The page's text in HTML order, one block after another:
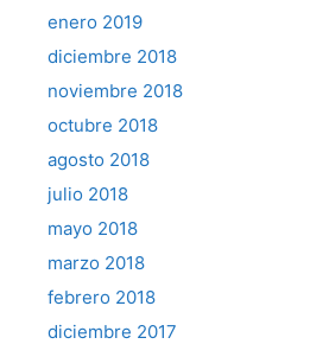
enero 2019
diciembre 2018
noviembre 2018
octubre 2018
agosto 2018
julio 2018
mayo 2018
marzo 2018
febrero 2018
diciembre 2017